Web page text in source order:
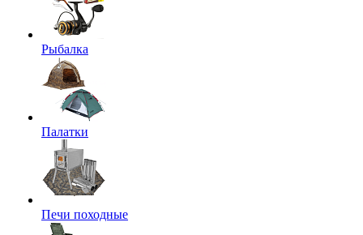
Рыбалка
Палатки
Печи походные